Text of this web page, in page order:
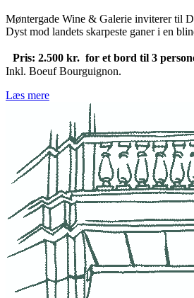
Møntergade Wine & Galerie inviterer til
Dyst mod landets skarpeste ganer i en
Pris: 2.500 kr. for et bord til 3
Inkl. Boeuf Bourguignon.
Læs mere